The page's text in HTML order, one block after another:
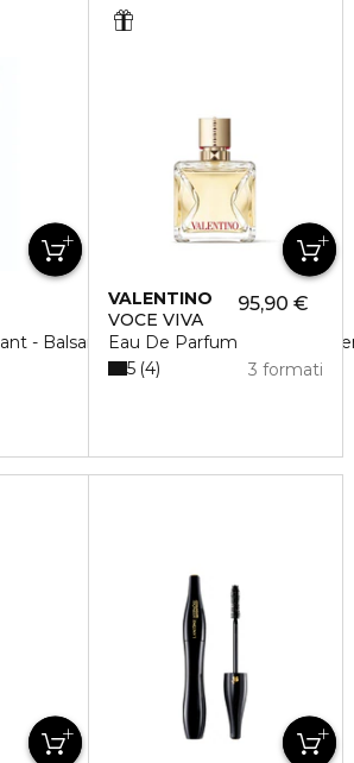
- Balsamo detergente doppia azione
VALENTINO
VOCE VIVA
Eau De Parfum
95,90 €
3 formati
5 4